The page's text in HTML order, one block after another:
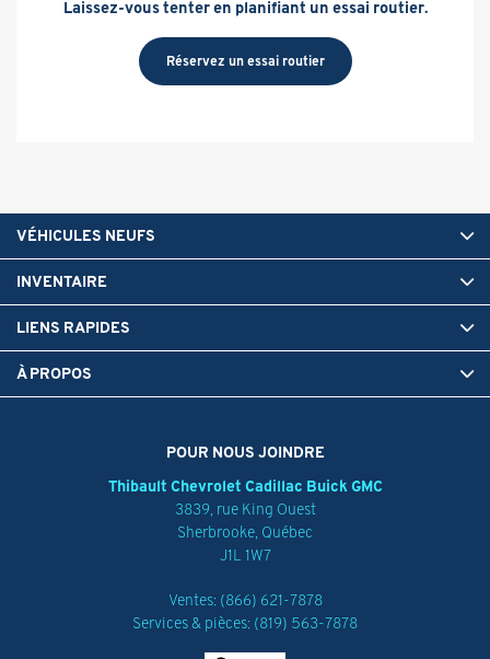
Laissez-vous tenter en planifiant un essai routier.
Réservez un essai routier
POUR NOUS JOINDRE
Thibault Chevrolet Cadillac Buick GMC
3839, rue King Ouest
Sherbrooke, Québec
J1L 1W7
Ventes: (866) 621-7878
Services & pièces: (819) 563-7878
VÉHICULES NEUFS
INVENTAIRE
LIENS RAPIDES
À PROPOS